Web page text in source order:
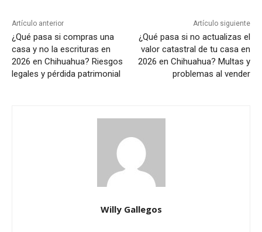
Artículo anterior
¿Qué pasa si compras una
casa y no la escrituras en
2026 en Chihuahua? Riesgos
legales y pérdida patrimonial
Artículo siguiente
¿Qué pasa si no actualizas el
valor catastral de tu casa en
2026 en Chihuahua? Multas y
problemas al vender
Willy Gallegos